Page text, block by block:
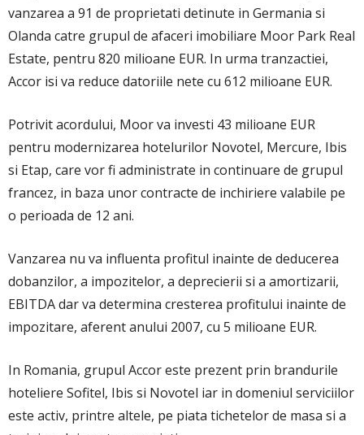
vanzarea a 91 de proprietati detinute in Germania si
Olanda catre grupul de afaceri imobiliare Moor Park Real
Estate, pentru 820 milioane EUR. In urma tranzactiei,
Accor isi va reduce datoriile nete cu 612 milioane EUR.
Potrivit acordului, Moor va investi 43 milioane EUR
pentru modernizarea hotelurilor Novotel, Mercure, Ibis
si Etap, care vor fi administrate in continuare de grupul
francez, in baza unor contracte de inchiriere valabile pe
o perioada de 12 ani.
Vanzarea nu va influenta profitul inainte de deducerea
dobanzilor, a impozitelor, a deprecierii si a amortizarii,
EBITDA dar va determina cresterea profitului inainte de
impozitare, aferent anului 2007, cu 5 milioane EUR.
In Romania, grupul Accor este prezent prin brandurile
hoteliere Sofitel, Ibis si Novotel iar in domeniul serviciilor
este activ, printre altele, pe piata tichetelor de masa si a